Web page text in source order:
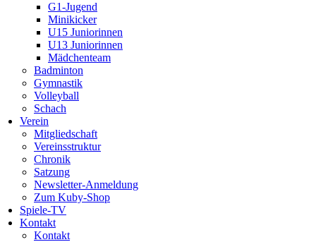
G1-Jugend
Minikicker
U15 Juniorinnen
U13 Juniorinnen
Mädchenteam
Badminton
Gymnastik
Volleyball
Schach
Verein
Mitgliedschaft
Vereinsstruktur
Chronik
Satzung
Newsletter-Anmeldung
Zum Kuby-Shop
Spiele-TV
Kontakt
Kontakt